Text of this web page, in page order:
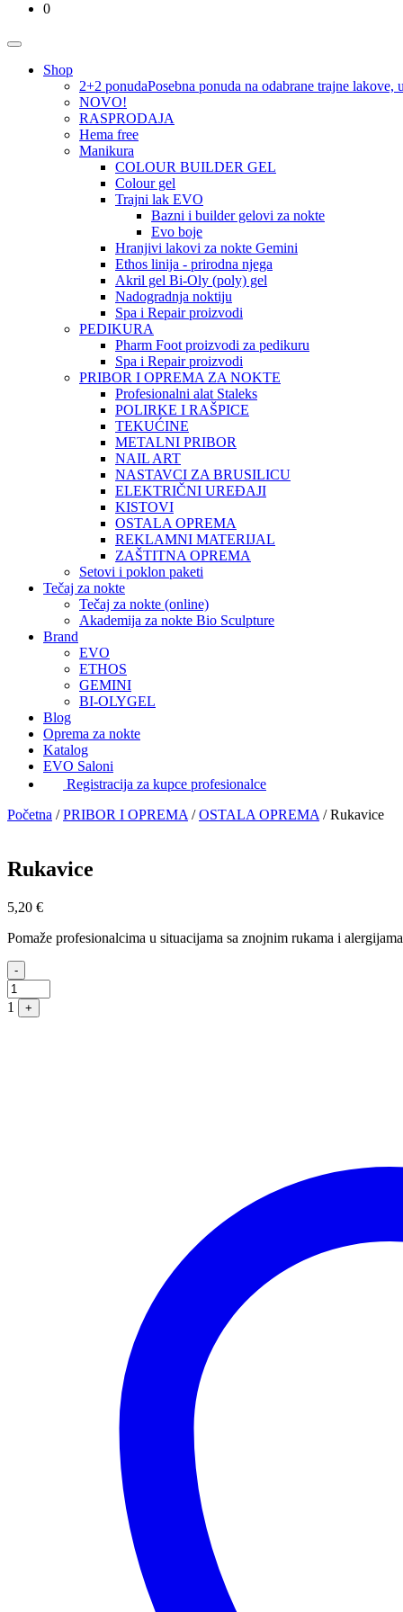
0
Shop
2+2 ponudaPosebna ponuda na odabrane trajne
NOVO!
RASPRODAJA
Hema free
Manikura
COLOUR BUILDER GEL
Colour gel
Trajni lak EVO
Bazni i builder gelovi za nokte
Evo boje
Hranjivi lakovi za nokte Gemini
Ethos linija - prirodna njega
Akril gel Bi-Oly (poly) gel
Nadogradnja noktiju
Spa i Repair proizvodi
PEDIKURA
Pharm Foot proizvodi za pedikuru
Spa i Repair proizvodi
PRIBOR I OPREMA ZA NOKTE
Profesionalni alat Staleks
POLIRKE I RAŠPICE
TEKUĆINE
METALNI PRIBOR
NAIL ART
NASTAVCI ZA BRUSILICU
ELEKTRIČNI UREĐAJI
KISTOVI
OSTALA OPREMA
REKLAMNI MATERIJAL
ZAŠTITNA OPREMA
Setovi i poklon paketi
Tečaj za nokte
Tečaj za nokte (online)
Akademija za nokte Bio Sculpture
Brand
EVO
ETHOS
GEMINI
BI-OLYGEL
Blog
Oprema za nokte
Katalog
EVO Saloni
Registracija za kupce profesionalce
Početna / PRIBOR I OPREMA / OSTALA OPREMA /Rukavice
Rukavice
5,20 €
Pomaže profesionalcima u situacijama sa znojnim rukama i alergijama
Quantity
-
1 +